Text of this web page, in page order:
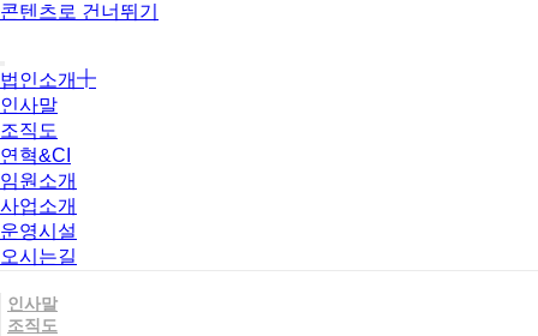
콘텐츠로 건너뛰기
법인소개
인사말
조직도
연혁&CI
임원소개
사업소개
운영시설
오시는길
인사말
조직도